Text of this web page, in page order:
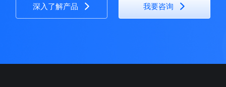
深入了解产品 我要咨询